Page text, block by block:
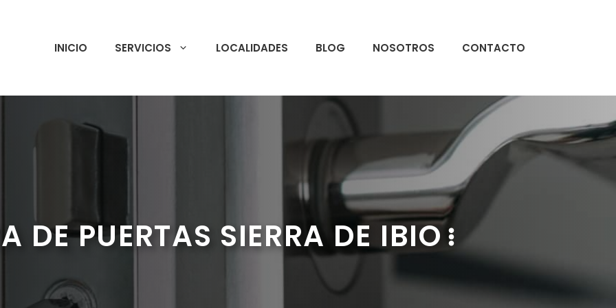
INICIO SERVICIOS LOCALIDADES BLOG NOSOTROS CONTACTO
DE PUERTAS SIERRA DE IBIO